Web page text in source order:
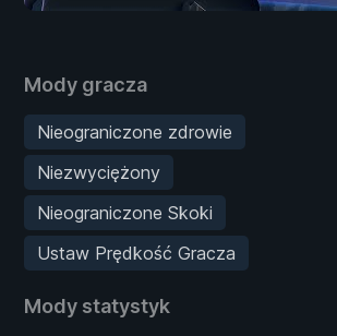
Mody gracza
Nieograniczone zdrowie
Niezwyciężony
Nieograniczone Skoki
Ustaw Prędkość Gracza
Mody statystyk